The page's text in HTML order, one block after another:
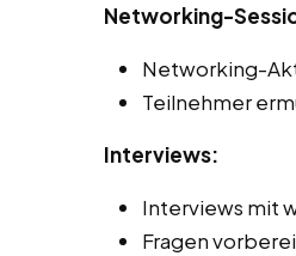
Networking-
Networking-
Teilnehmer
Interviews:
Interviews mit
Fragen